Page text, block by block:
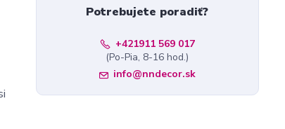
Potrebujete poradiť?
+421911 569 017
(Po-Pia, 8-16 hod.)
info@nndecor.sk